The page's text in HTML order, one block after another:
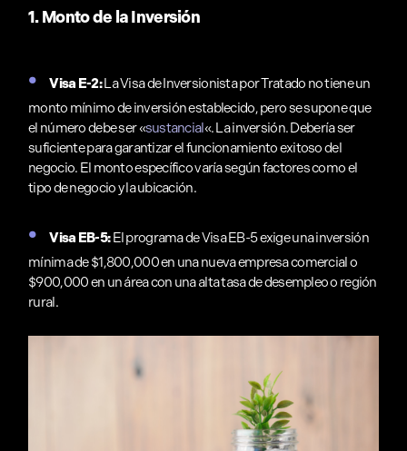
1. Monto de la Inversión
Visa E-2:La Visa de Inversionista por Tratado no tiene un
monto mínimo de inversión establecido, pero se supone que
el número debe ser «sustancial«. La inversión. Debería ser
suficiente para garantizar el funcionamiento exitoso del
negocio. El monto específico varía según factores como el
tipo de negocio y la ubicación.
Visa EB-5:El programa de Visa EB-5 exige una inversión
mínima de $1,800,000 en una nueva empresa comercial o
$900,000 en un área con una alta tasa de desempleo o región
rural.